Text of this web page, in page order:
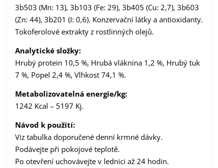
3b503 (Mn: 13), 3b103 (Fe: 29), 3b405 (Cu: 2,7), 3b603
(Zn: 44), 3b201 (I: 0,6). Konzervační látky a antioxidanty.
Tokoferolové extrakty z rostlinných olejů.
Analytické složky:
Hrubý protein 10,5 %, Hrubá vláknina 1,2 %, Hrubý tuk
7 %, Popel 2,4 %, Vlhkost 74,1 %.
Metabolizovatelná energie/kg:
1242 Kcal – 5197 Kj.
Návod k použití:
Viz tabulka doporučené denní krmné dávky.
Podávejte při pokojové teplotě.
Po otevření uchovávejte v lednici až 24 hodin.